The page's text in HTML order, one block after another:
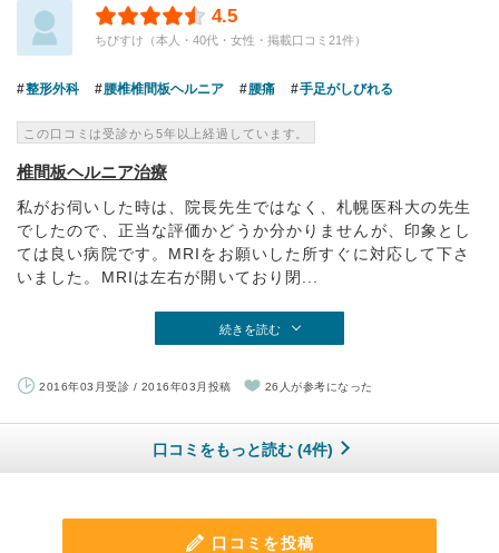
4.5
ちびすけ（本人・40代・女性・掲載口コミ21件）
整形外科 腰椎椎間板ヘルニア 腰痛 手足がしびれる
この口コミは受診から5年以上経過しています。
椎間板ヘルニア治療
私がお伺いした時は、院長先生ではなく、札幌医科大の先生
でしたので、正当な評価かどうか分かりませんが、印象とし
ては良い病院です。MRIをお願いした所すぐに対応して下さ
いました。MRIは左右が開いており閉...
続きを読む
2016年03月受診 / 2016年03月投稿 26人が参考になった
口コミをもっと読む (4件)
口コミを投稿